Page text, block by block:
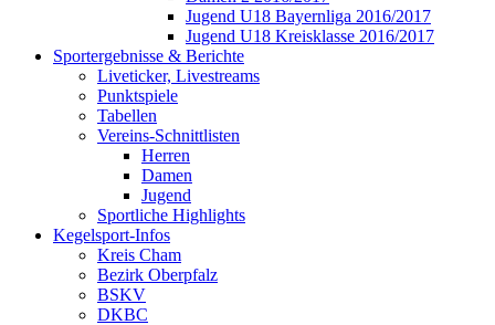
Jugend U18 Bayernliga 2016/2017
Jugend U18 Kreisklasse 2016/2017
Sportergebnisse & Berichte
Liveticker, Livestreams
Punktspiele
Tabellen
Vereins-Schnittlisten
Herren
Damen
Jugend
Sportliche Highlights
Kegelsport-Infos
Kreis Cham
Bezirk Oberpfalz
BSKV
DKBC